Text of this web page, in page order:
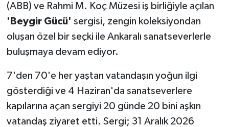
(ABB) ve Rahmi M. Koç Müzesi iş birliğiyle açılan
'Beygir Gücü' sergisi, zengin koleksiyondan
oluşan özel bir seçki ile Ankaralı sanatseverlerle
buluşmaya devam ediyor.
7'den 70'e her yaştan vatandaşın yoğun ilgi
gösterdiği ve 4 Haziran'da sanatseverlere
kapılarına açan sergiyi 20 günde 20 bini aşkın
vatandaş ziyaret etti. Sergi; 31 Aralık 2026